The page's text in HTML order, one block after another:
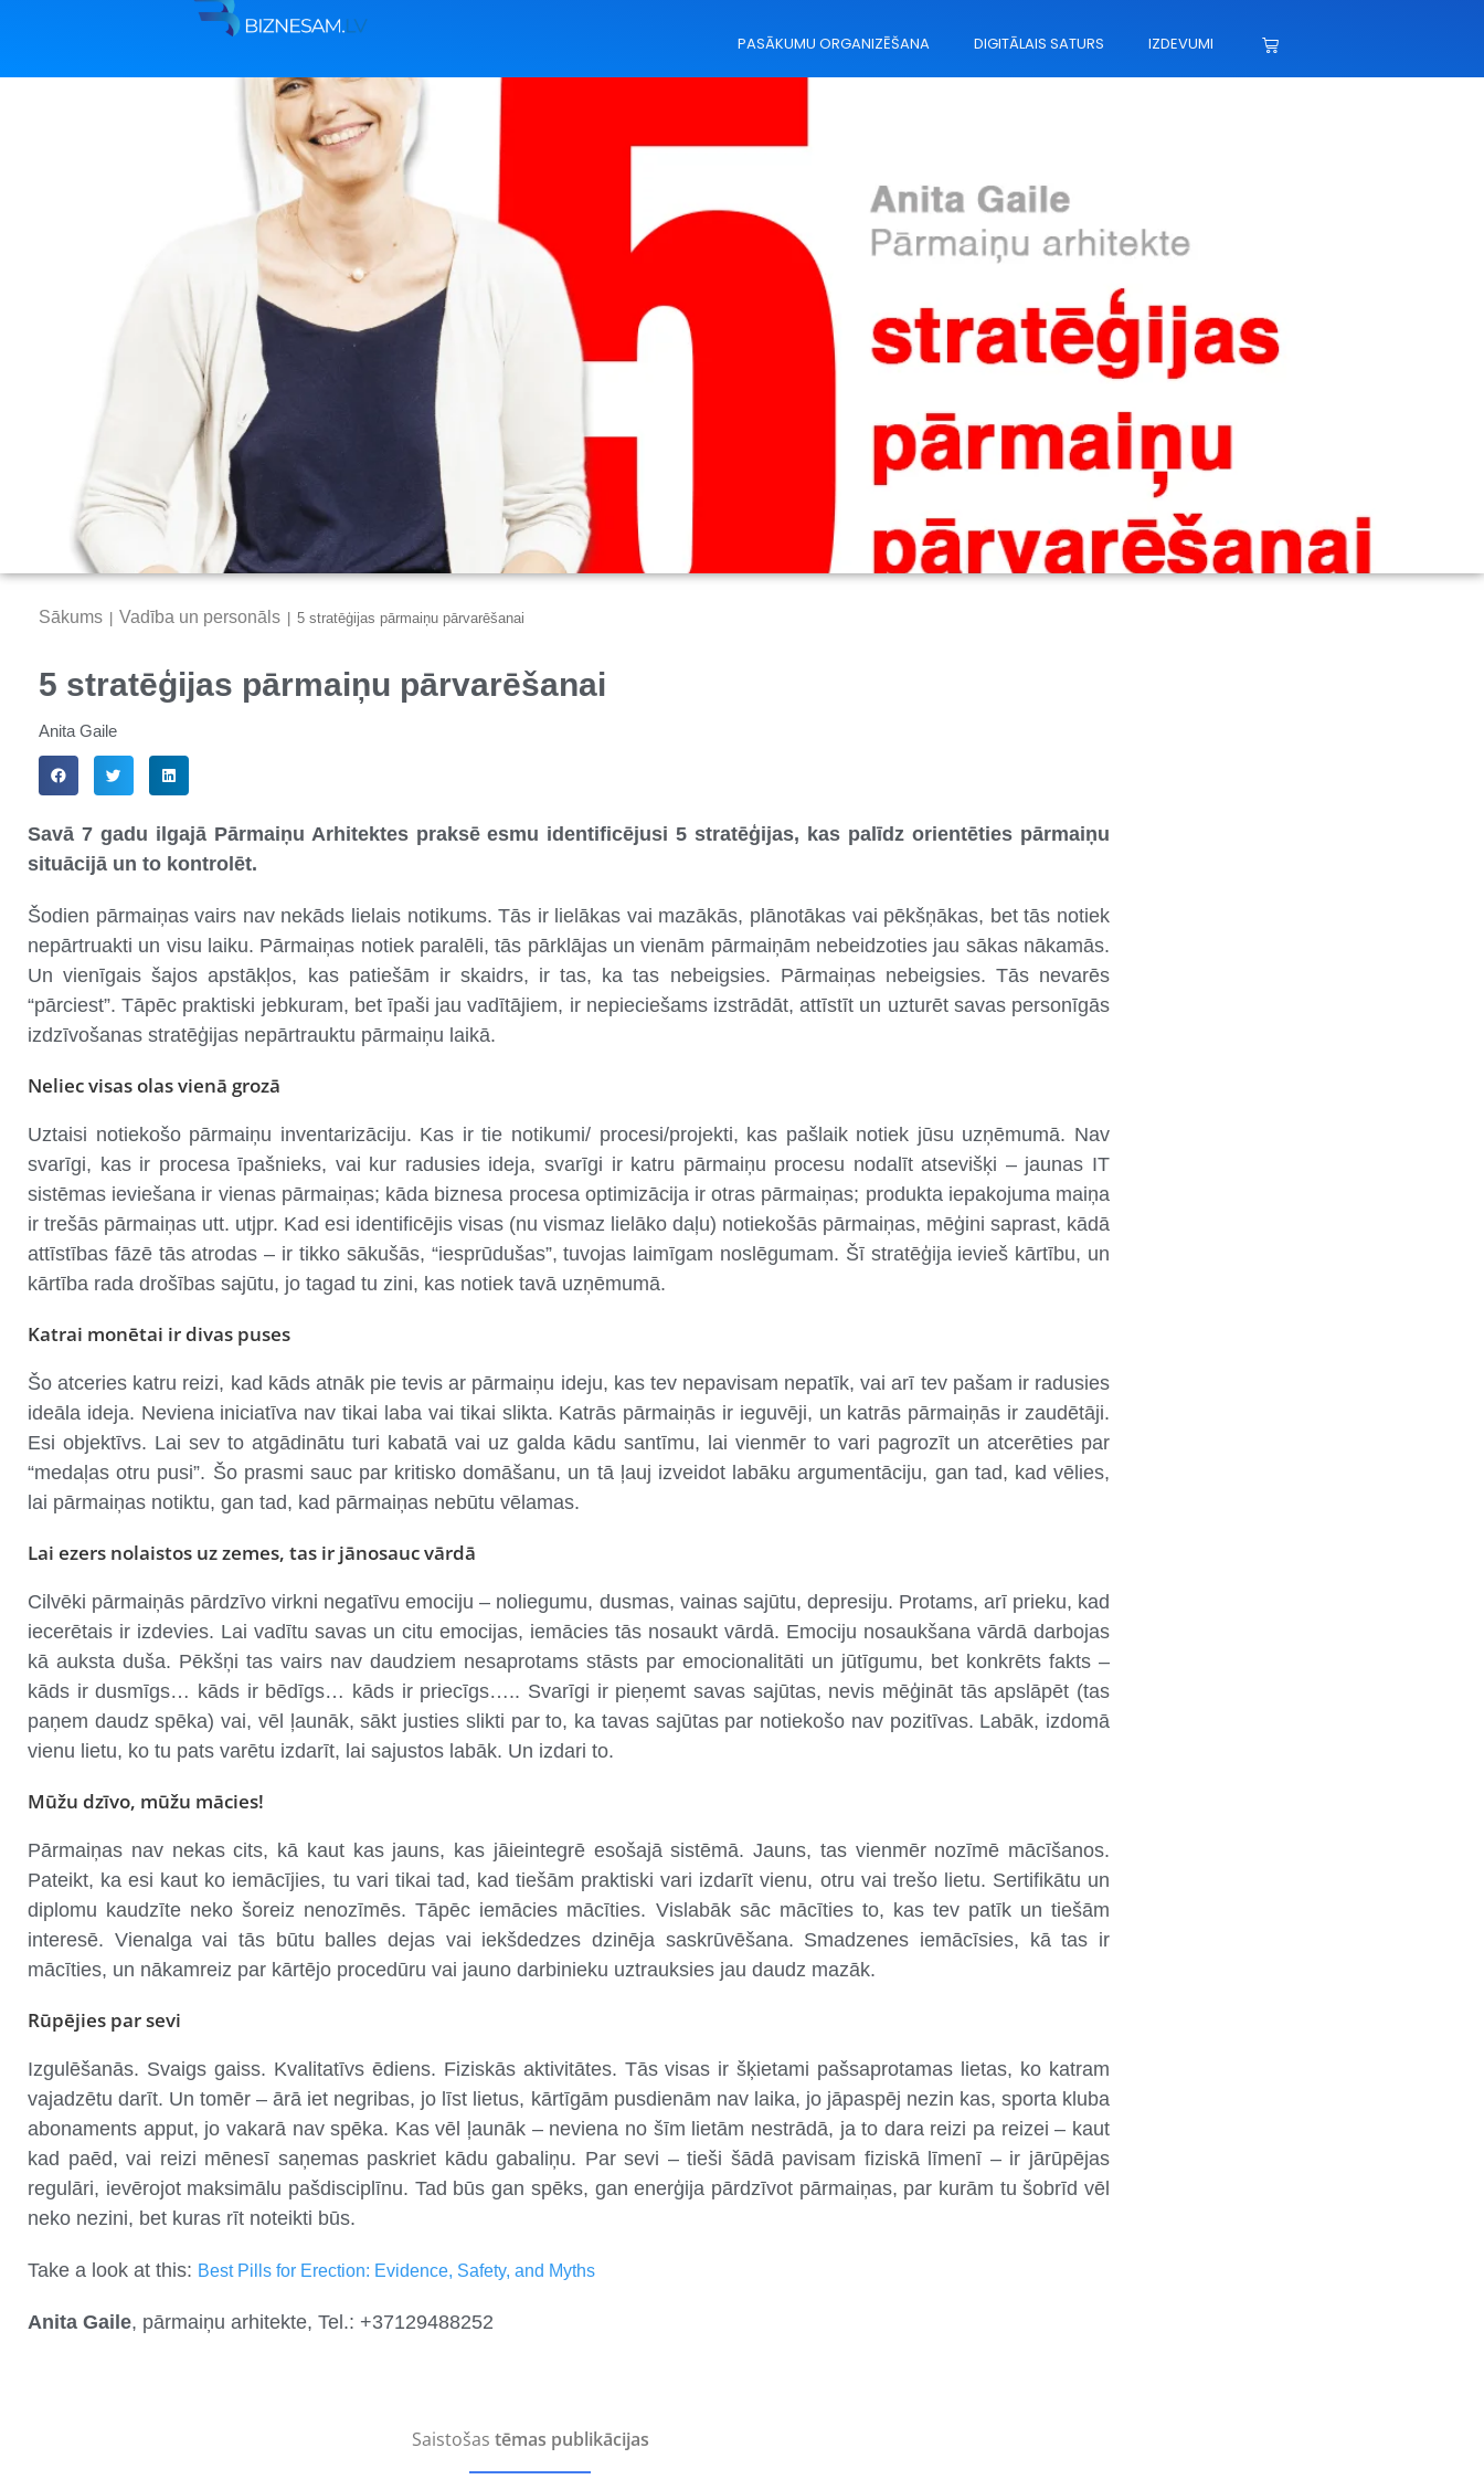
PASĀKUMU ORGANIZĒŠANA DIGITĀLAIS SATURS IZDEVUMI
Sākums Vadība un personāls 5 stratēģijas pārmaiņu pārvarēšanai
5 stratēģijas pārmaiņu pārvarēšanai
Anita Gaile
Savā 7 gadu ilgajā Pārmaiņu Arhitektes praksē esmu identificējusi 5 stratēģijas, kas palīdz orientēties pārmaiņu
situācijā un to kontrolēt.
Šodien pārmaiņas vairs nav nekāds lielais notikums. Tās ir lielākas vai mazākās, plānotākas vai pēkšņākas, bet tās notiek
nepārtruakti un visu laiku. Pārmaiņas notiek paralēli, tās pārklājas un vienām pārmaiņām nebeidzoties jau sākas nākamās.
Un vienīgais šajos apstākļos, kas patiešām ir skaidrs, ir tas, ka tas nebeigsies. Pārmaiņas nebeigsies. Tās nevarēs
“pārciest”. Tāpēc praktiski jebkuram, bet īpaši jau vadītājiem, ir nepieciešams izstrādāt, attīstīt un uzturēt savas personīgās
izdzīvošanas stratēģijas nepārtrauktu pārmaiņu laikā.
Neliec visas olas vienā grozā
Uztaisi notiekošo pārmaiņu inventarizāciju. Kas ir tie notikumi/ procesi/projekti, kas pašlaik notiek jūsu uzņēmumā. Nav
svarīgi, kas ir procesa īpašnieks, vai kur radusies ideja, svarīgi ir katru pārmaiņu procesu nodalīt atsevišķi – jaunas IT
sistēmas ieviešana ir vienas pārmaiņas; kāda biznesa procesa optimizācija ir otras pārmaiņas; produkta iepakojuma maiņa
ir trešās pārmaiņas utt. utjpr. Kad esi identificējis visas (nu vismaz lielāko daļu) notiekošās pārmaiņas, mēģini saprast, kādā
attīstības fāzē tās atrodas – ir tikko sākušās, “iesprūdušas”, tuvojas laimīgam noslēgumam. Šī stratēģija ievieš kārtību, un
kārtība rada drošības sajūtu, jo tagad tu zini, kas notiek tavā uzņēmumā.
Katrai monētai ir divas puses
Šo atceries katru reizi, kad kāds atnāk pie tevis ar pārmaiņu ideju, kas tev nepavisam nepatīk, vai arī tev pašam ir radusies
ideāla ideja. Neviena iniciatīva nav tikai laba vai tikai slikta. Katrās pārmaiņās ir ieguvēji, un katrās pārmaiņās ir zaudētāji.
Esi objektīvs. Lai sev to atgādinātu turi kabatā vai uz galda kādu santīmu, lai vienmēr to vari pagrozīt un atcerēties par
“medaļas otru pusi”. Šo prasmi sauc par kritisko domāšanu, un tā ļauj izveidot labāku argumentāciju, gan tad, kad vēlies,
lai pārmaiņas notiktu, gan tad, kad pārmaiņas nebūtu vēlamas.
Lai ezers nolaistos uz zemes, tas ir jānosauc vārdā
Cilvēki pārmaiņās pārdzīvo virkni negatīvu emociju – noliegumu, dusmas, vainas sajūtu, depresiju. Protams, arī prieku, kad
iecerētais ir izdevies. Lai vadītu savas un citu emocijas, iemācies tās nosaukt vārdā. Emociju nosaukšana vārdā darbojas
kā auksta duša. Pēkšņi tas vairs nav daudziem nesaprotams stāsts par emocionalitāti un jūtīgumu, bet konkrēts fakts –
kāds ir dusmīgs… kāds ir bēdīgs… kāds ir priecīgs….. Svarīgi ir pieņemt savas sajūtas, nevis mēģināt tās apslāpēt (tas
paņem daudz spēka) vai, vēl ļaunāk, sākt justies slikti par to, ka tavas sajūtas par notiekošo nav pozitīvas. Labāk, izdomā
vienu lietu, ko tu pats varētu izdarīt, lai sajustos labāk. Un izdari to.
Mūžu dzīvo, mūžu mācies!
Pārmaiņas nav nekas cits, kā kaut kas jauns, kas jāieintegrē esošajā sistēmā. Jauns, tas vienmēr nozīmē mācīšanos.
Pateikt, ka esi kaut ko iemācījies, tu vari tikai tad, kad tiešām praktiski vari izdarīt vienu, otru vai trešo lietu. Sertifikātu un
diplomu kaudzīte neko šoreiz nenozīmēs. Tāpēc iemācies mācīties. Vislabāk sāc mācīties to, kas tev patīk un tiešām
interesē. Vienalga vai tās būtu balles dejas vai iekšdedzes dzinēja saskrūvēšana. Smadzenes iemācīsies, kā tas ir
mācīties, un nākamreiz par kārtējo procedūru vai jauno darbinieku uztrauksies jau daudz mazāk.
Rūpējies par sevi
Izgulēšanās. Svaigs gaiss. Kvalitatīvs ēdiens. Fiziskās aktivitātes. Tās visas ir šķietami pašsaprotamas lietas, ko katram
vajadzētu darīt. Un tomēr – ārā iet negribas, jo līst lietus, kārtīgām pusdienām nav laika, jo jāpaspēj nezin kas, sporta kluba
abonaments apput, jo vakarā nav spēka. Kas vēl ļaunāk – neviena no šīm lietām nestrādā, ja to dara reizi pa reizei – kaut
kad paēd, vai reizi mēnesī saņemas paskriet kādu gabaliņu. Par sevi – tieši šādā pavisam fiziskā līmenī – ir jārūpējas
regulāri, ievērojot maksimālu pašdisciplīnu. Tad būs gan spēks, gan enerģija pārdzīvot pārmaiņas, par kurām tu šobrīd vēl
neko nezini, bet kuras rīt noteikti būs.
Take a look at this: Best Pills for Erection: Evidence, Safety, and Myths
Anita Gaile, pārmaiņu arhitekte, Tel.: +37129488252
Saistošas tēmas publikācijas